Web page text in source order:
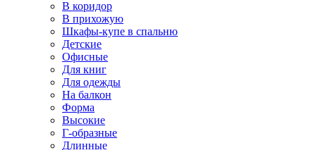
В коридор
В прихожую
Шкафы-купе в спальню
Детские
Офисные
Для книг
Для одежды
На балкон
Форма
Высокие
Г-образные
Длинные